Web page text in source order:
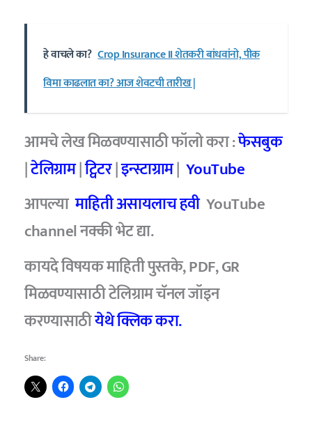
हे वाचले का? Crop Insurance II शेतकरी बांधवांनो, पीक
विमा काढलात का? आज शेवटची तारीख |
आमचे लेख मिळवण्यासाठी फॉलो करा :फेसबुक
|टेलिग्राम|ट्विटर|इन्स्टाग्राम| YouTube
आपल्यामाहिती असायलाच हवी YouTube
channel नक्की भेट द्या.
कायदे विषयक माहिती पुस्तके, PDF, GR
मिळवण्यासाठी टेलिग्राम चॅनल जॉइन
करण्यासाठीयेथे क्लिक करा.
Share: